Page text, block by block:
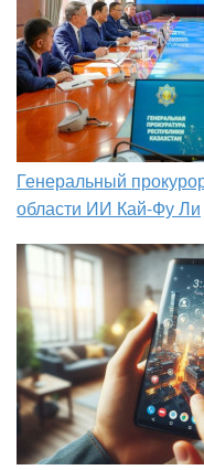
Генеральный
области ИИ Кай-Фу Ли